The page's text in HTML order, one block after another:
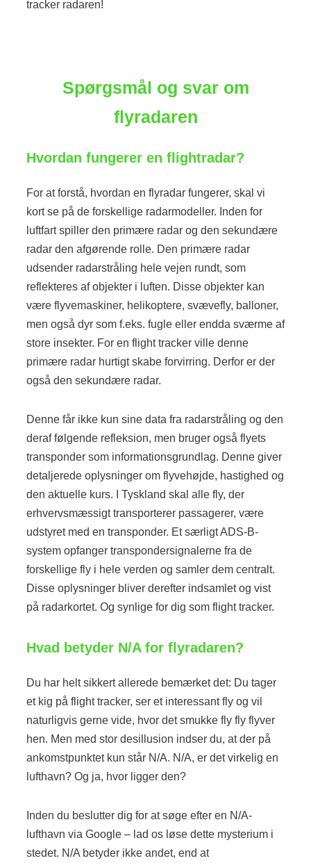
tracker radaren!
Spørgsmål og svar om
flyradaren
Hvordan fungerer en flightradar?
For at forstå, hvordan en flyradar fungerer, skal vi
kort se på de forskellige radarmodeller. Inden for
luftfart spiller den primære radar og den sekundære
radar den afgørende rolle. Den primære radar
udsender radarstråling hele vejen rundt, som
reflekteres af objekter i luften. Disse objekter kan
være flyvemaskiner, helikoptere, svævefly, balloner,
men også dyr som f.eks. fugle eller endda sværme af
store insekter. For en flight tracker ville denne
primære radar hurtigt skabe forvirring. Derfor er der
også den sekundære radar.
Denne får ikke kun sine data fra radarstråling og den
deraf følgende refleksion, men bruger også flyets
transponder som informationsgrundlag. Denne giver
detaljerede oplysninger om flyvehøjde, hastighed og
den aktuelle kurs. I Tyskland skal alle fly, der
erhvervsmæssigt transporterer passagerer, være
udstyret med en transponder. Et særligt ADS-B-
system opfanger transpondersignalerne fra de
forskellige fly i hele verden og samler dem centralt.
Disse oplysninger bliver derefter indsamlet og vist
på radarkortet. Og synlige for dig som flight tracker.
Hvad betyder N/A for flyradaren?
Du har helt sikkert allerede bemærket det: Du tager
et kig på flight tracker, ser et interessant fly og vil
naturligvis gerne vide, hvor det smukke fly fly flyver
hen. Men med stor desillusion indser du, at der på
ankomstpunktet kun står N/A. N/A, er det virkelig en
lufthavn? Og ja, hvor ligger den?
Inden du beslutter dig for at søge efter en N/A-
lufthavn via Google – lad os løse dette mysterium i
stedet. N/A betyder ikke andet, end at